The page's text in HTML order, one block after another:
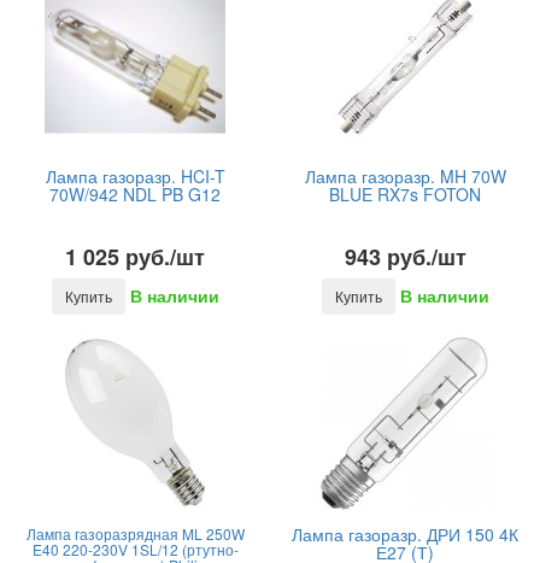
Лампа газоразр. HCI-T
70W/942 NDL PB G12
1 025 руб./шт
Купить В наличии
Лампа газоразр. MH 70W
BLUE RX7s FOTON
943 руб./шт
Купить В наличии
Лампа газоразрядная ML 250W
E40 220-230V 1SL/12 (ртутно-
Лампа газоразр. ДРИ 150 4К
Е27 (Т)